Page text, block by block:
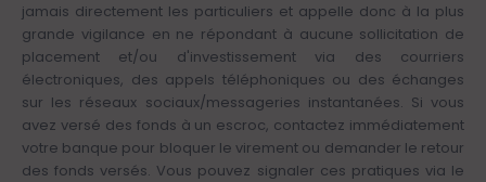
jamais directement les particuliers et appelle donc à la plus
grande vigilance en ne répondant à aucune sollicitation de
placement et/ou d'investissement via des courriers
électroniques, des appels téléphoniques ou des échanges
sur les réseaux sociaux/messageries instantanées. Si vous
avez versé des fonds à un escroc, contactez immédiatement
votre banque pour bloquer le virement ou demander le retour
des fonds versés. Vous pouvez signaler ces pratiques via le